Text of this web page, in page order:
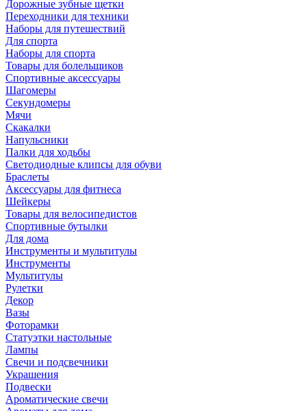
Дорожные зубные щетки
Переходники для техники
Наборы для путешествий
Для спорта
Наборы для спорта
Товары для болельщиков
Спортивные аксессуары
Шагомеры
Секундомеры
Мячи
Скакалки
Напульсники
Палки для ходьбы
Светодиодные клипсы для обуви
Браслеты
Аксессуары для фитнеса
Шейкеры
Товары для велосипедистов
Спортивные бутылки
Для дома
Инструменты и мультитулы
Инструменты
Мультитулы
Рулетки
Декор
Вазы
Фоторамки
Статуэтки настольные
Лампы
Свечи и подсвечники
Украшения
Подвески
Ароматические свечи